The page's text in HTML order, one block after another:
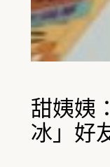
甜姨姨
冰」好